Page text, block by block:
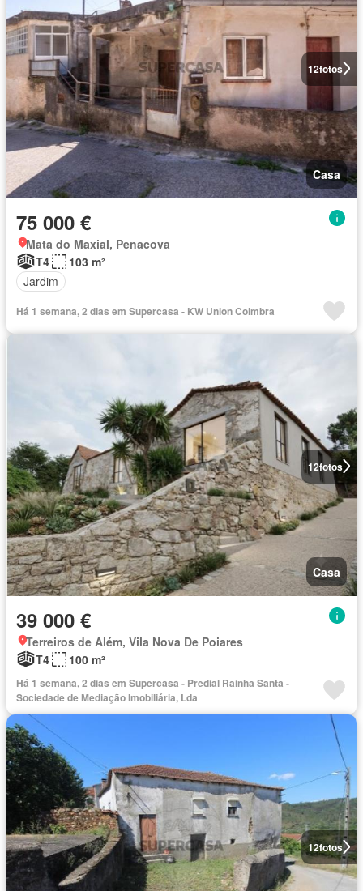
12fotos
Casa
75 000 €
Mata do Maxial, Penacova
T4
103 m²
Jardim
Há 1 semana, 2 dias em Supercasa - KW Union Coimbra
12fotos
Casa
39 000 €
Terreiros de Além, Vila Nova De Poiares
T4
100 m²
Há 1 semana, 2 dias em Supercasa - Predial Rainha Santa -
Sociedade de Mediação Imobiliária, Lda
12fotos